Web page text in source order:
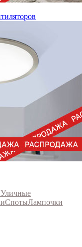
Уличные
СпотыЛампочки